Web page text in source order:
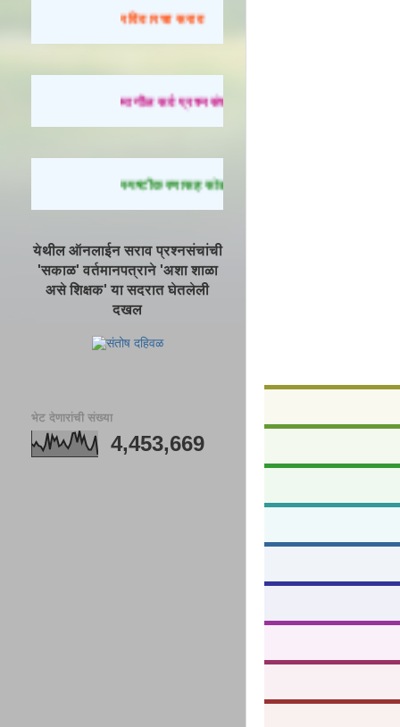
रविवारचा सराव
मागील सर्व प्रश्नसंच सोडवण्यासाठी येथे क्लिक करा.
स्पष्टीकरणासह सोडवलेले प्रश्न पाहण्यासाठी येथे
येथील ऑनलाईन सराव प्रश्नसंचांची
'सकाळ' वर्तमानपत्राने 'अशा शाळा
असे शिक्षक' या सदरात घेतलेली
दखल
भेट देणारांची संख्या
4,453,669